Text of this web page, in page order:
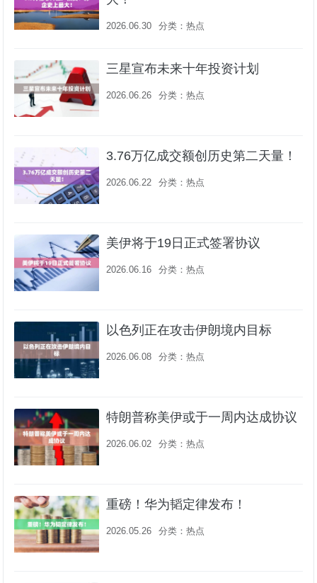
2026.06.30 分类：热点
三星宣布未来十年投资计划
2026.06.26 分类：热点
3.76万亿成交额创历史第二天量！
2026.06.22 分类：热点
美伊将于19日正式签署协议
2026.06.16 分类：热点
以色列正在攻击伊朗境内目标
2026.06.08 分类：热点
特朗普称美伊或于一周内达成协议
2026.06.02 分类：热点
重磅！华为韬定律发布！
2026.05.26 分类：热点